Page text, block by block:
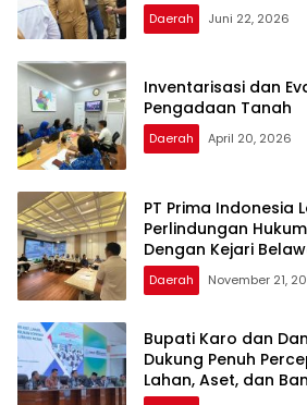
Daerah Juni 22, 2026
Inventarisasi dan
Pengadaan Tanah
Daerah April 20, 2026
PT Prima Indonesia
Perlindungan
Dengan Kejari
Daerah November 21,
Bupati Karo dan
Dukung Penuh
Lahan, Aset, dan
Kabupaten Karo